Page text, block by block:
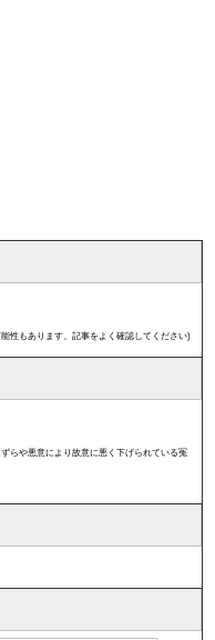
性もあります。記事をよく確認してください)
らや悪意により故意に悪く下げられている冤